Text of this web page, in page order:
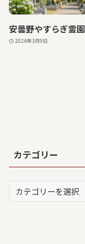
安曇野やすらぎ霊園
2026年3月9日
カテゴリー
テ